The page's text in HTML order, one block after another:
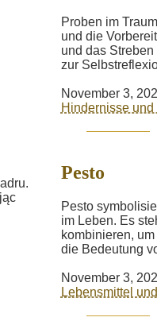
Proben im
und die
und das
zur
November 3,
Hindernisse
Pesto
Pesto
im Leben. Es
kombinieren,
die Bedeutung
November 3,
Lebensmittel